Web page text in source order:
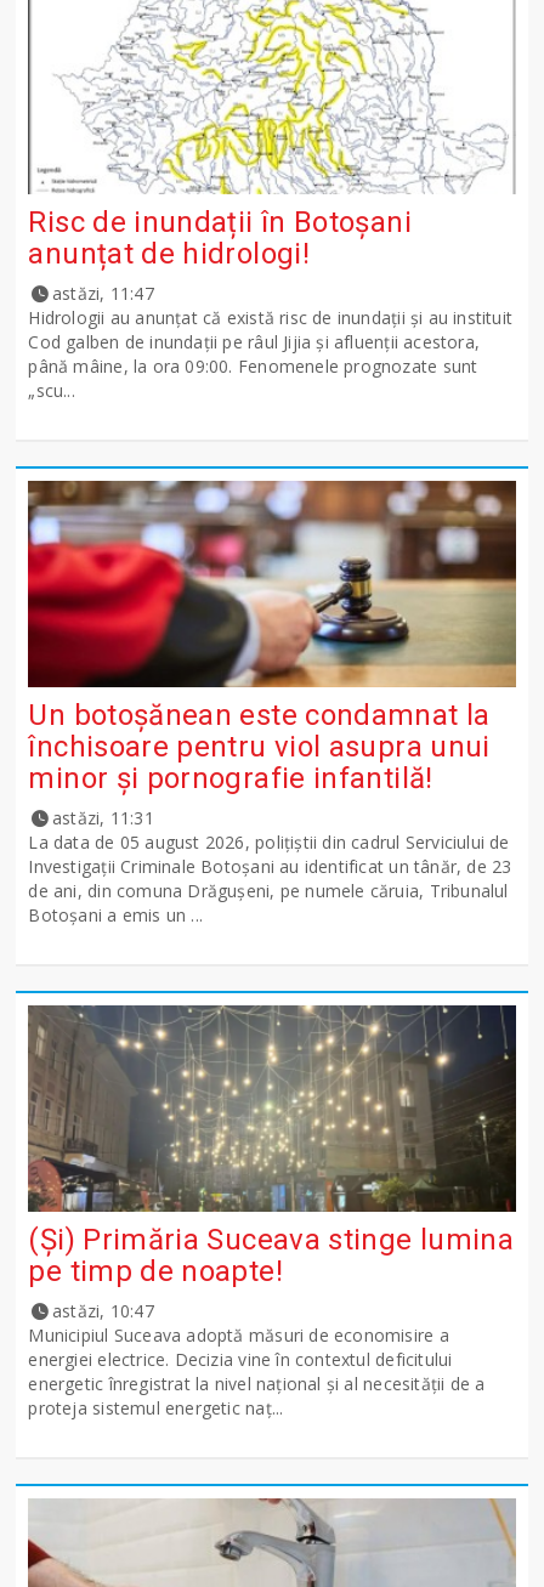
Risc de inundații în Botoșani
anunțat de hidrologi!
astăzi, 11:47
Hidrologii au anunțat că există risc de inundații și au instituit
Cod galben de inundații pe râul Jijia și afluenții acestora,
până mâine, la ora 09:00. Fenomenele prognozate sunt
„scu...
Un botoșănean este condamnat la
închisoare pentru viol asupra unui
minor și pornografie infantilă!
astăzi, 11:31
La data de 05 august 2026, polițiștii din cadrul Serviciului de
Investigații Criminale Botoșani au identificat un tânăr, de 23
de ani, din comuna Drăgușeni, pe numele căruia, Tribunalul
Botoșani a emis un ...
(Și) Primăria Suceava stinge lumina
pe timp de noapte!
astăzi, 10:47
Municipiul Suceava adoptă măsuri de economisire a
energiei electrice. Decizia vine în contextul deficitului
energetic înregistrat la nivel național și al necesității de a
proteja sistemul energetic naț...